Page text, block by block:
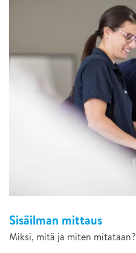
Sisäilman mittaus
Miksi, mitä ja miten mitataan?